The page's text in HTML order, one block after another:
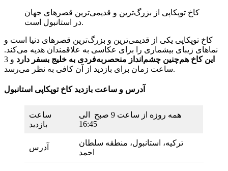
کاخ توپکاپی از بزرگ‌ترین و قدیمی‌ترین قصرهای جهان
در استانبول است.
کاخ توپکاپی یکی از قدیمی‌ترین و بزرگ‌ترین قصرهای دنیا است و
نماهای زیبای بیشماری را برای عکاسی به علاقمندان هدیه می‌کند.
این کاخ هم‌چنین چشم‌انداز منحصربه‌فردی به خلیج بسفر دارد
و 3
ساعت زمان برای بازدید از آن کافی به نظر می‌رسد.
آدرس و ساعت بازدید کاخ توپکاپی استانبول
ساعت
بازدید
همه روزه از ساعت 9 صبح الی
16:45
آدرس
ترکیه، استانبول، منطقه سلطان
احمد